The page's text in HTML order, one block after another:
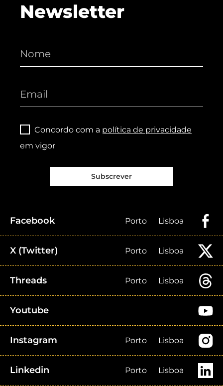
Newsletter
Concordo com a política de privacidade
em vigor
Subscrever
Facebook Porto Lisboa
X (Twitter) Porto Lisboa
Threads Porto Lisboa
Youtube
Instagram Porto Lisboa
Linkedin Porto Lisboa